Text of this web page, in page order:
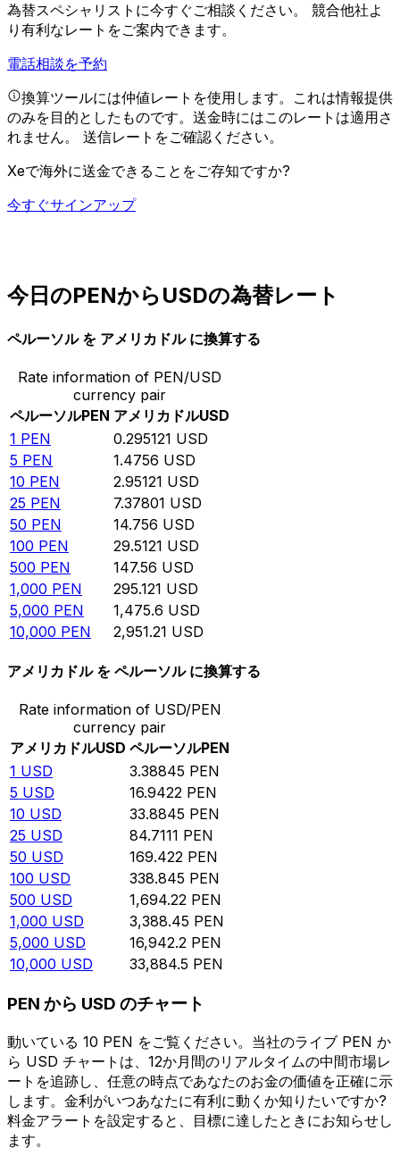
為替スペシャリストに今すぐご相談ください。 競合他社よ
り有利なレートをご案内できます。
電話相談を予約
換算ツールには仲値レートを使用します。これは情報提供
のみを目的としたものです。送金時にはこのレートは適用さ
れません。 送信レートをご確認ください。
Xeで海外に送金できることをご存知ですか?
今すぐサインアップ
今日のPENからUSDの為替レート
ペルーソル を アメリカドル に換算する
Rate information of PEN/USD
currency pair
ペルーソルPEN アメリカドルUSD
1 PEN 0.295121 USD
5 PEN 1.4756 USD
10 PEN 2.95121 USD
25 PEN 7.37801 USD
50 PEN 14.756 USD
100 PEN 29.5121 USD
500 PEN 147.56 USD
1,000 PEN 295.121 USD
5,000 PEN 1,475.6 USD
10,000 PEN 2,951.21 USD
アメリカドル を ペルーソル に換算する
Rate information of USD/PEN
currency pair
アメリカドルUSD ペルーソルPEN
1 USD 3.38845 PEN
5 USD 16.9422 PEN
10 USD 33.8845 PEN
25 USD 84.7111 PEN
50 USD 169.422 PEN
100 USD 338.845 PEN
500 USD 1,694.22 PEN
1,000 USD 3,388.45 PEN
5,000 USD 16,942.2 PEN
10,000 USD 33,884.5 PEN
PEN から USD のチャート
動いている 10 PEN をご覧ください。当社のライブ PEN か
ら USD チャートは、12か月間のリアルタイムの中間市場レ
ートを追跡し、任意の時点であなたのお金の価値を正確に示
します。金利がいつあなたに有利に動くか知りたいですか?
料金アラートを設定すると、目標に達したときにお知らせし
ます。